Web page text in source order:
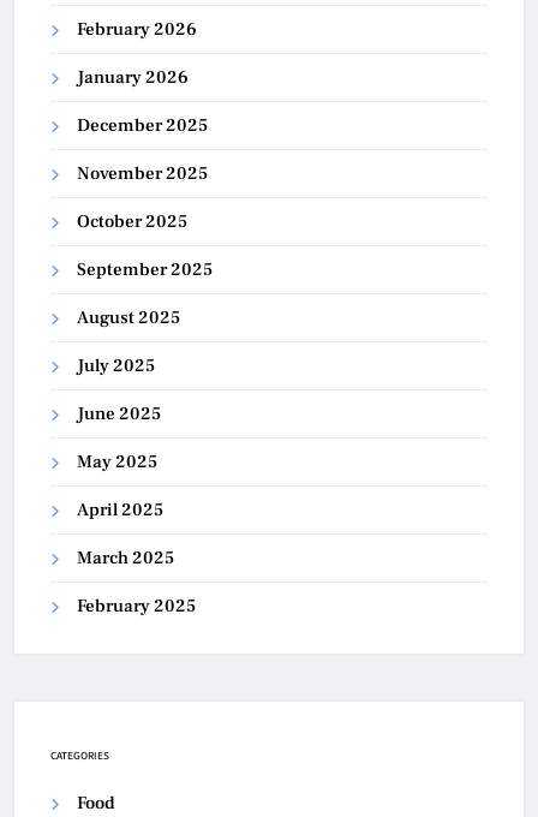
February 2026
January 2026
December 2025
November 2025
October 2025
September 2025
August 2025
July 2025
June 2025
May 2025
April 2025
March 2025
February 2025
CATEGORIES
Food